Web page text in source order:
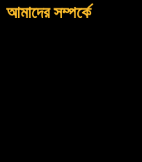
আমাদের সম্পর্কে